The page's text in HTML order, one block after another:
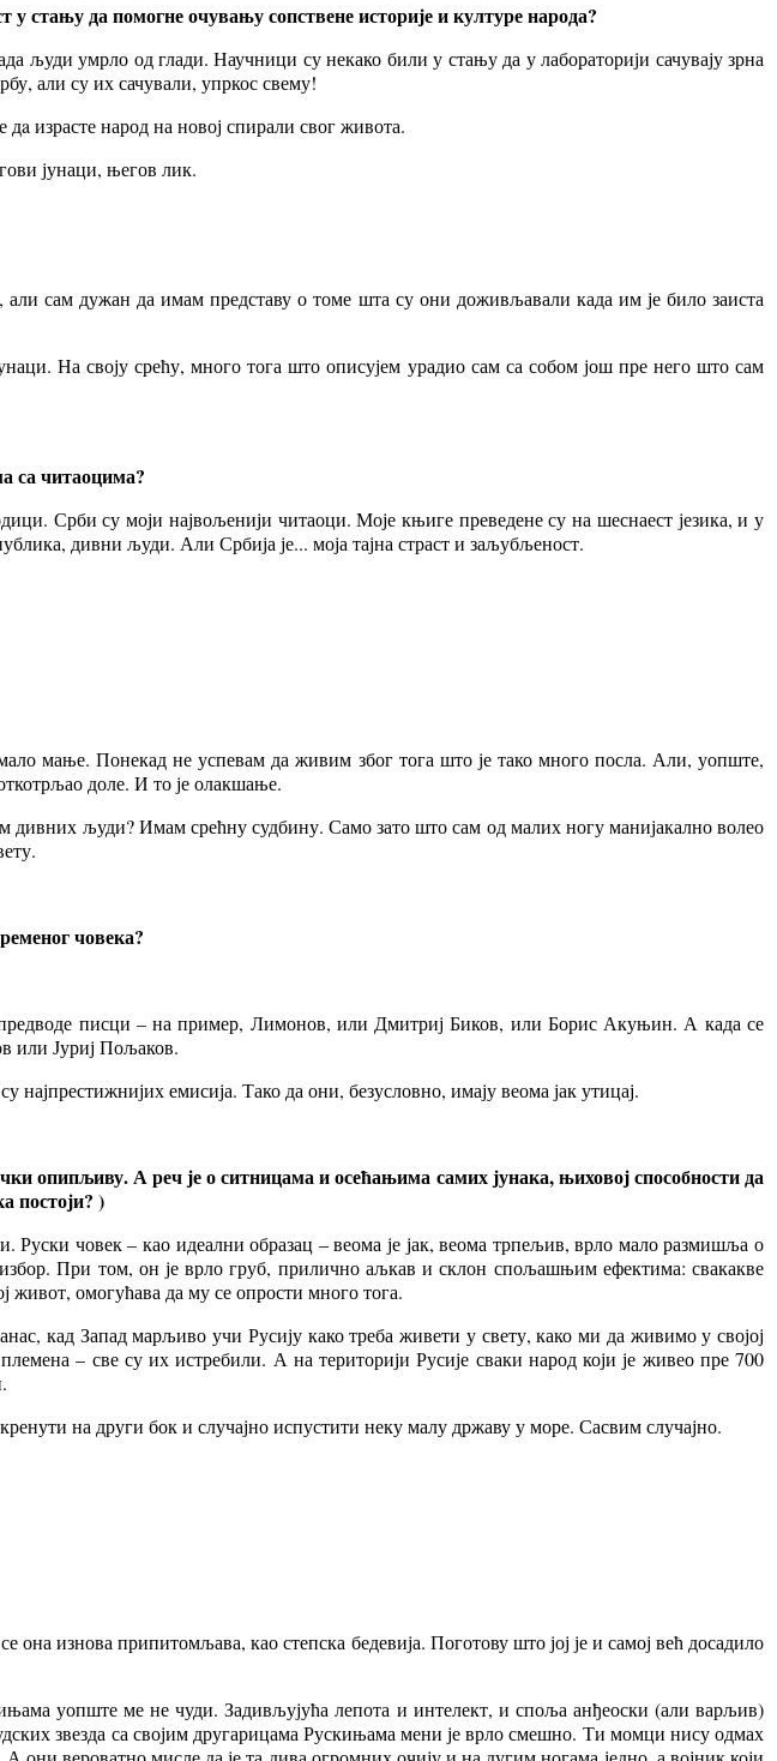
стању да помогне очувању сопствене историје и културе народа?
људи умрло од глади. Научници су некако били у стању да у лабораторији сачувају зрна
али су их сачували, упркос свему!
израсте народ на новој спирали свог живота.
јунаци, његов лик.
сам дужан да имам представу о томе шта су они доживљавали када им је било заиста
На своју срећу, много тога што описујем урадио сам са собом још пре него што сам
са читаоцима?
Срби су моји највољенији читаоци. Моје књиге преведене су на шеснаест језика, и у
дивни људи. Али Србија је... моја тајна страст и заљубљеност.
мање. Понекад не успевам да живим због тога што је тако много посла. Али, уопште,
доле. И то је олакшање.
дивних људи? Имам срећну судбину. Само зато што сам од малих ногу манијакално волео
човека?
писци – на пример, Лимонов, или Дмитриј Биков, или Борис Акуњин. А када се
или Јуриј Пољаков.
емисија. Тако да они, безусловно, имају веома јак утицај.
опипљиву. А реч је о ситницама и осећањима самих јунака, њиховој способности да
постоји? )
Руски човек – као идеални образац – веома је јак, веома трпељив, врло мало размишља о
При том, он је врло груб, прилично аљкав и склон спољашњим ефектима: свакакве
живот, омогућава да му се опрости много тога.
кад Запад марљиво учи Русију како треба живети у свету, како ми да живимо у својој
– све су их истребили. А на територији Русије сваки народ који је живео пре 700
на други бок и случајно испустити неку малу државу у море. Сасвим случајно.
изнова припитомљава, као степска бедевија. Поготову што јој је и самој већ досадило
уопште ме не чуди. Задивљујућа лепота и интелект, и споља анђеоски (али варљив)
звезда са својим другарицама Рускињама мени је врло смешно. Ти момци нису одмах